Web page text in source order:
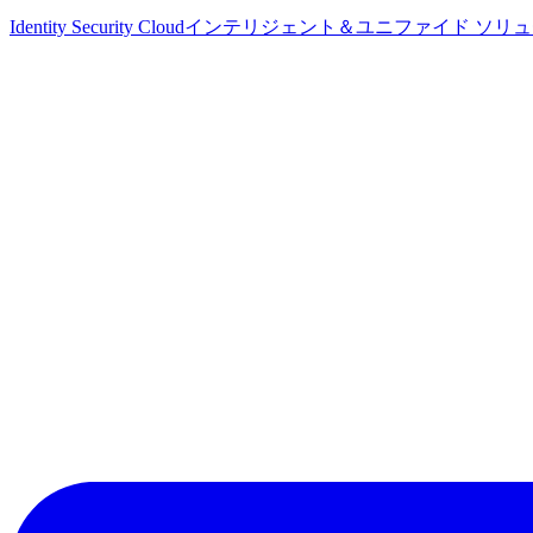
Identity Security Cloudインテリジェント＆ユニファイド ソリ